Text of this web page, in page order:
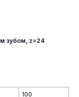
зубом, z=24
100